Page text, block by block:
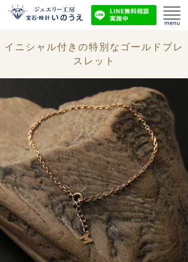
イニシャル付きの特別なゴールドブレ
スレット